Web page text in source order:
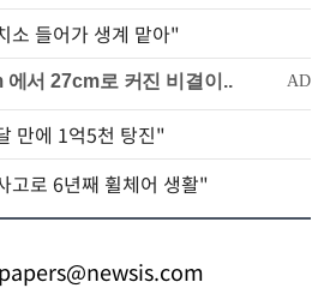
소 들어가 생계 맡아"
만에 1억5천 탕진"
고로 6년째 휠체어 생활"